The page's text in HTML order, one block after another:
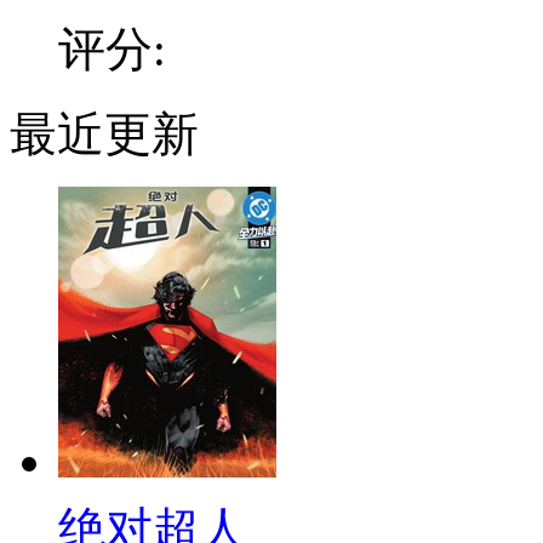
评分:
最近更新
绝对超人